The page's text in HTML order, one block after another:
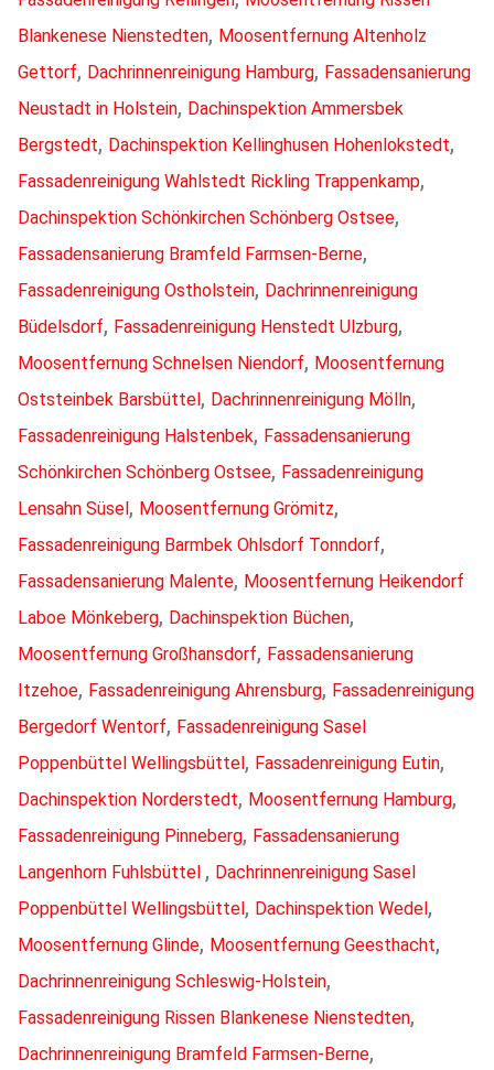
Blankenese Nienstedten, Moosentfernung Altenholz
Gettorf, Dachrinnenreinigung Hamburg, Fassadensanierung
Neustadt in Holstein, Dachinspektion Ammersbek
Bergstedt, Dachinspektion Kellinghusen Hohenlokstedt,
Fassadenreinigung Wahlstedt Rickling Trappenkamp,
Dachinspektion Schönkirchen Schönberg Ostsee,
Fassadensanierung Bramfeld Farmsen-Berne,
Fassadenreinigung Ostholstein, Dachrinnenreinigung
Büdelsdorf, Fassadenreinigung Henstedt Ulzburg,
Moosentfernung Schnelsen Niendorf, Moosentfernung
Oststeinbek Barsbüttel, Dachrinnenreinigung Mölln,
Fassadenreinigung Halstenbek, Fassadensanierung
Schönkirchen Schönberg Ostsee, Fassadenreinigung
Lensahn Süsel, Moosentfernung Grömitz,
Fassadenreinigung Barmbek Ohlsdorf Tonndorf,
Fassadensanierung Malente, Moosentfernung Heikendorf
Laboe Mönkeberg, Dachinspektion Büchen,
Moosentfernung Großhansdorf, Fassadensanierung
Itzehoe, Fassadenreinigung Ahrensburg, Fassadenreinigung
Bergedorf Wentorf, Fassadenreinigung Sasel
Poppenbüttel Wellingsbüttel, Fassadenreinigung Eutin,
Dachinspektion Norderstedt, Moosentfernung Hamburg,
Fassadenreinigung Pinneberg, Fassadensanierung
Langenhorn Fuhlsbüttel , Dachrinnenreinigung Sasel
Poppenbüttel Wellingsbüttel, Dachinspektion Wedel,
Moosentfernung Glinde, Moosentfernung Geesthacht,
Dachrinnenreinigung Schleswig-Holstein,
Fassadenreinigung Rissen Blankenese Nienstedten,
Dachrinnenreinigung Bramfeld Farmsen-Berne,